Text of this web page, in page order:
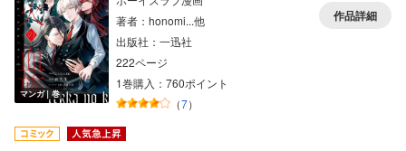
マンガ｜巻
著者：honomi...他
出版社：一迅社
222ページ
1巻購入：760ポイント
（7）
作品詳細